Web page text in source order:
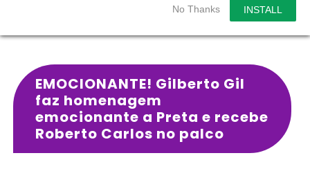
No Thanks INSTALL
EMOCIONANTE! Gilberto Gil
faz homenagem
emocionante a Preta e recebe
Roberto Carlos no palco